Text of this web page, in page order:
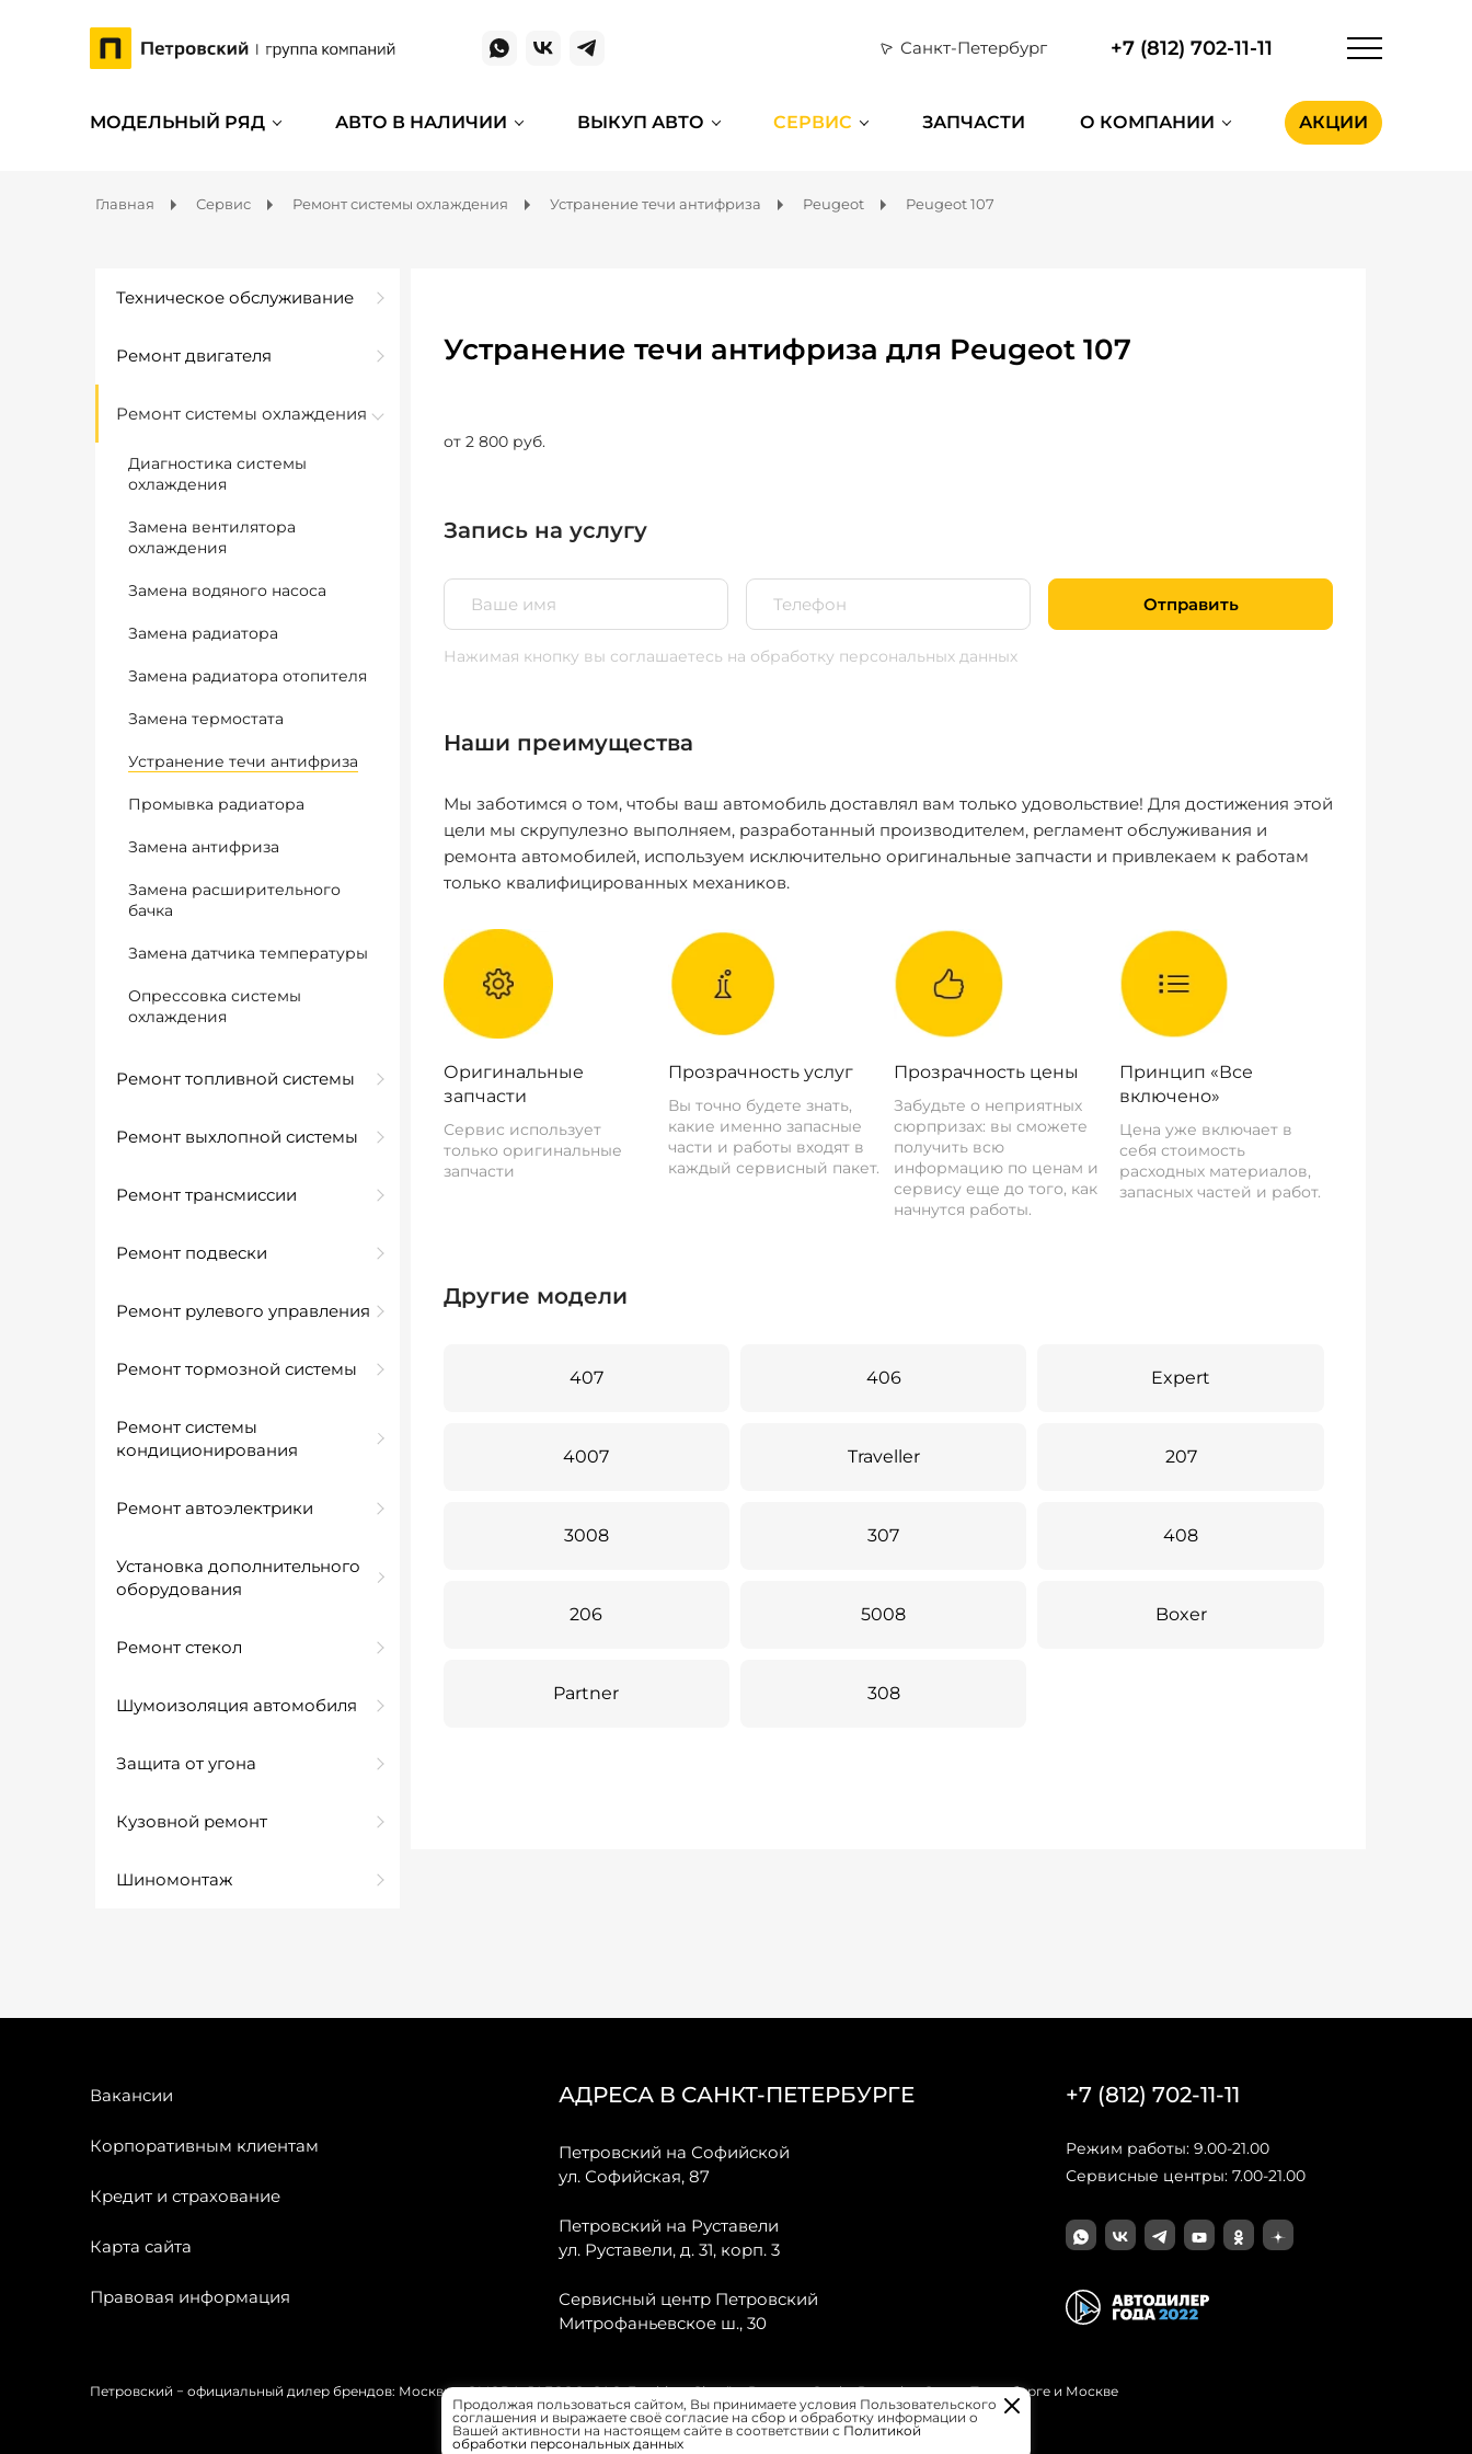
Санкт-Петербург +7 (812) 702-11-11
МОДЕЛЬНЫЙ РЯД АВТО В НАЛИЧИИ ВЫКУП АВТО СЕРВИС ЗАПЧАСТИ О КОМПАНИИ АКЦИИ
Главная Сервис Ремонт системы охлаждения Устранение течи антифриза Peugeot Peugeot 107
Техническое обслуживание
Ремонт двигателя
Ремонт системы охлаждения
Диагностика системы
охлаждения
Замена вентилятора
охлаждения
Замена водяного насоса
Замена радиатора
Замена радиатора отопителя
Замена термостата
Устранение течи антифриза
Промывка радиатора
Замена антифриза
Замена расширительного
бачка
Замена датчика температуры
Опрессовка системы
охлаждения
Ремонт топливной системы
Ремонт выхлопной системы
Ремонт трансмиссии
Ремонт подвески
Ремонт рулевого управления
Ремонт тормозной системы
Ремонт системы
кондиционирования
Ремонт автоэлектрики
Установка дополнительного
оборудования
Ремонт стекол
Шумоизоляция автомобиля
Защита от угона
Кузовной ремонт
Шиномонтаж
Устранение течи антифриза для Peugeot 107
от 2 800 руб.
Запись на услугу
Отправить
Нажимая кнопку вы соглашаетесь на обработку персональных данных
Наши преимущества
Мы заботимся о том, чтобы ваш автомобиль доставлял вам только удовольствие! Для достижения этой
цели мы скрупулезно выполняем, разработанный производителем, регламент обслуживания и
ремонта автомобилей, используем исключительно оригинальные запчасти и привлекаем к работам
только квалифицированных механиков.
Оригинальные
запчасти
Сервис использует
только оригинальные
запчасти
Прозрачность услуг
Вы точно будете знать,
какие именно запасные
части и работы входят в
каждый сервисный пакет.
Прозрачность цены
Забудьте о неприятных
сюрпризах: вы сможете
получить всю
информацию по ценам и
сервису еще до того, как
начнутся работы.
Принцип «Все
включено»
Цена уже включает в
себя стоимость
расходных материалов,
запасных частей и работ.
Другие модели
407 406 Expert
4007 Traveller 207
3008 307 408
206 5008 Boxer
Partner 308
Вакансии
Корпоративным клиентам
Кредит и страхование
Карта сайта
Правовая информация
АДРЕСА В САНКТ-ПЕТЕРБУРГЕ
Петровский на Софийской
ул. Софийская, 87
Петровский на Руставели
ул. Руставели, д. 31, корп. 3
Сервисный центр Петровский
Митрофаньевское ш., 30
+7 (812) 702-11-11
Режим работы: 9.00-21.00
Сервисные центры: 7.00-21.00
Петровский − официальный дилер брендов: Москвич, OMODA, JAECOO, GAC, Forthing, Citroёn, Peugeot, Opel и Renault в Санкт-Петербурге и Москве
Продолжая пользоваться сайтом, Вы принимаете условия Пользовательского
соглашения и выражаете своё согласие на сбор и обработку информации о
Вашей активности на настоящем сайте в соответствии с Политикой
обработки персональных данных